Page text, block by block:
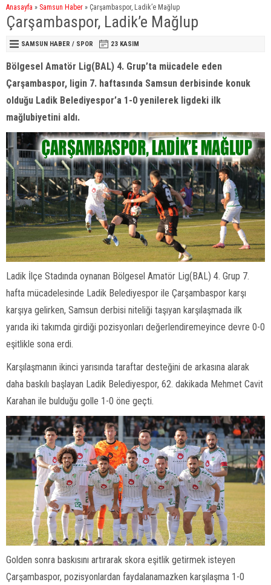
Anasayfa » Samsun Haber » Çarşambaspor, Ladik’e Mağlup
Çarşambaspor, Ladik’e Mağlup
SAMSUN HABER / SPOR 23 KASIM
Bölgesel Amatör Lig(BAL) 4. Grup’ta mücadele eden
Çarşambaspor, ligin 7. haftasında Samsun derbisinde konuk
olduğu Ladik Belediyespor’a 1-0 yenilerek ligdeki ilk
mağlubiyetini aldı.
Ladik İlçe Stadında oynanan Bölgesel Amatör Lig(BAL) 4. Grup 7.
hafta mücadelesinde Ladik Belediyespor ile Çarşambaspor karşı
karşıya gelirken, Samsun derbisi niteliği taşıyan karşılaşmada ilk
yarıda iki takımda girdiği pozisyonları değerlendiremeyince devre 0-0
eşitlikle sona erdi.
Karşılaşmanın ikinci yarısında taraftar desteğini de arkasına alarak
daha baskılı başlayan Ladik Belediyespor, 62. dakikada Mehmet Cavit
Karahan ile bulduğu golle 1-0 öne geçti.
Golden sonra baskısını artırarak skora eşitlik getirmek isteyen
Çarşambaspor, pozisyonlardan faydalanamazken karşılaşma 1-0